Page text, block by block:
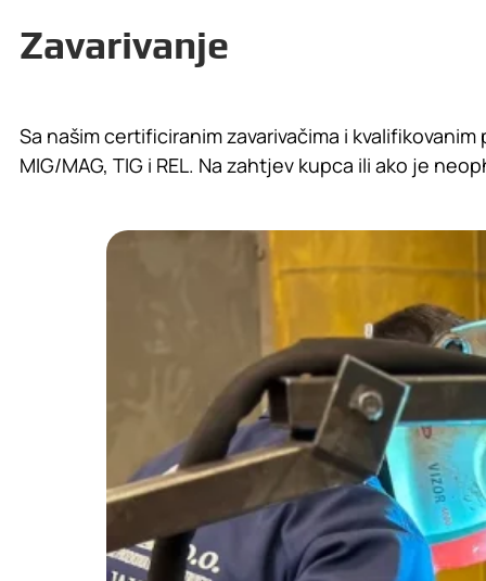
Zavarivanje
Sa našim certificiranim zavarivačima i
MIG/MAG, TIG i REL. Na zahtjev kupca ili ako je